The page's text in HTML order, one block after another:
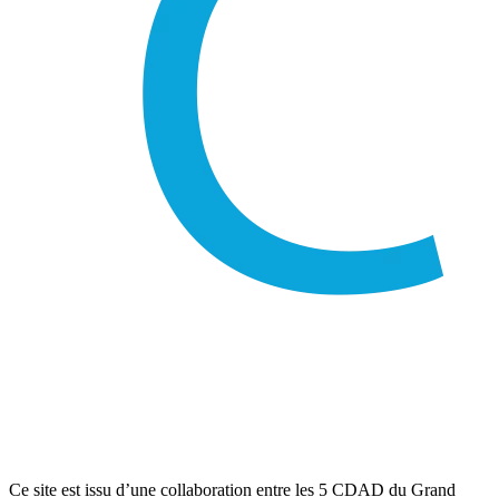
Ce site est issu d’une collaboration entre les 5 CDAD du Grand